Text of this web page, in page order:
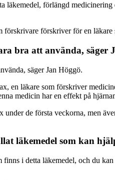
läkemedel, förlängd
förskriver för en
bra att använda, säger
säger Jan Höggö.
en läkare som förskriver
medicin har en effekt på
under de första veckorna, men
läkemedel som kan
i detta läkemedel, och du